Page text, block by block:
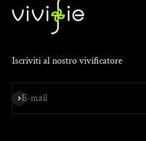
Iscriviti al nostro vivificatore
E-mail
Iscriviti